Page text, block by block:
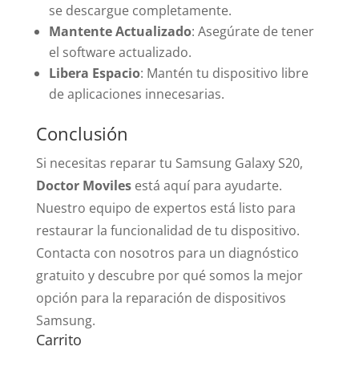
se descargue completamente.
Mantente Actualizado: Asegúrate de tener
el software actualizado.
Libera Espacio: Mantén tu dispositivo libre
de aplicaciones innecesarias.
Conclusión
Si necesitas reparar tu Samsung Galaxy S20,
Doctor Movilesestá aquí para ayudarte.
Nuestro equipo de expertos está listo para
restaurar la funcionalidad de tu dispositivo.
Contacta con nosotros para un diagnóstico
gratuito y descubre por qué somos la mejor
opción para la reparación de dispositivos
Samsung.
Carrito